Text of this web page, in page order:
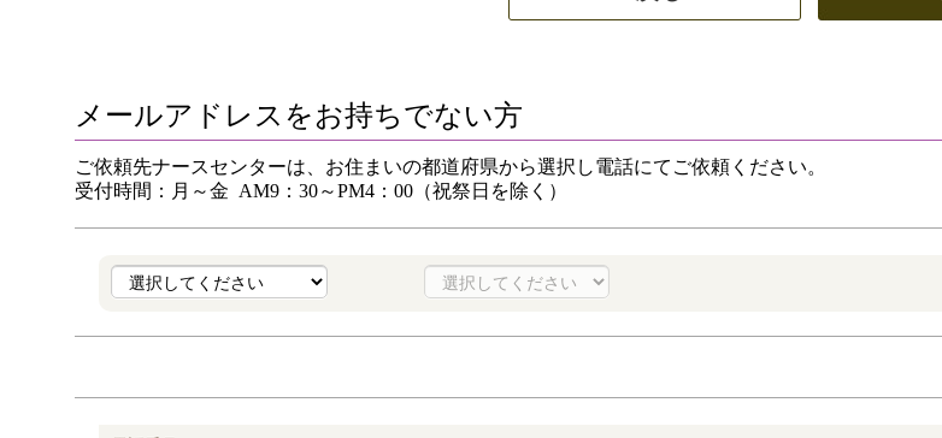
メールアドレスをお持ちでない方
ご依頼先ナースセンターは、お住まいの都道府県から選択し電話にてご依頼ください。
受付時間：月～金 AM9：30～PM4：00（祝祭日を除く）